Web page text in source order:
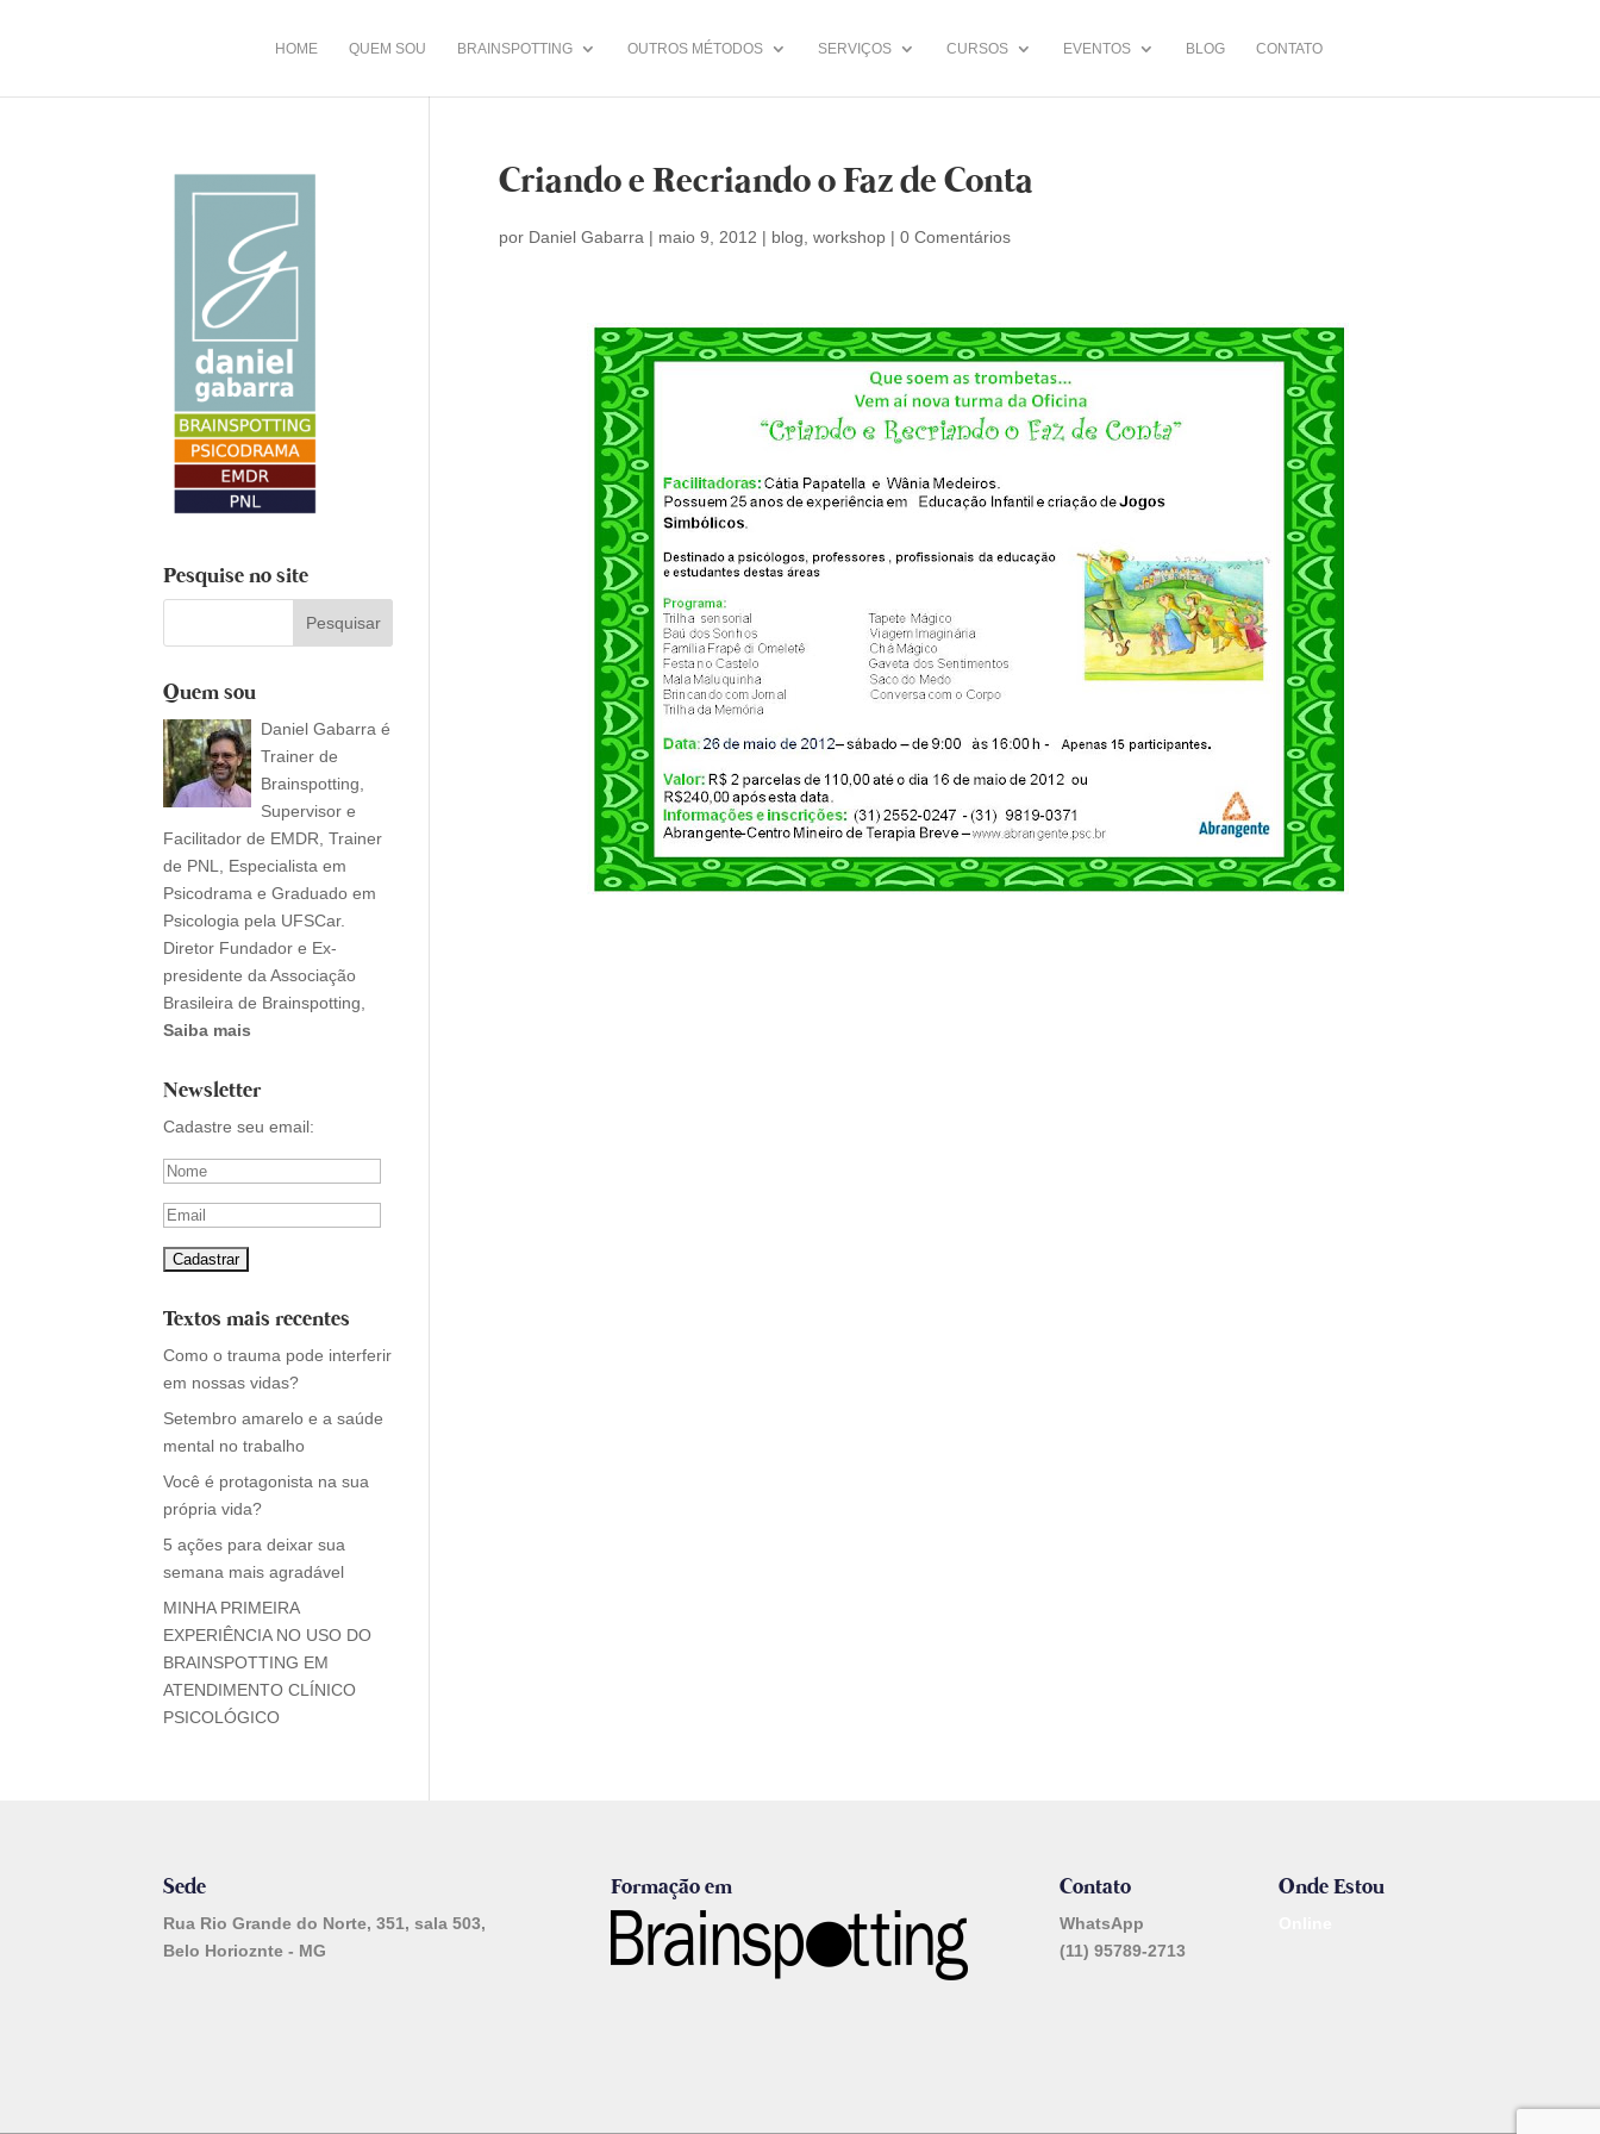
HOME QUEM SOU BRAINSPOTTING OUTROS MÉTODOS SERVIÇOS CURSOS EVENTOS BLOG CONTATO
Criando e Recriando o Faz de Conta
por Daniel Gabarra | maio 9, 2012 | blog ,workshop |0 Comentários
Pesquise no site
Quem sou
Daniel Gabarra é
Trainer de
Brainspotting,
Supervisor e
Facilitador de EMDR, Trainer
de PNL, Especialista em
Psicodrama e Graduado em
Psicologia pela UFSCar.
Diretor Fundador e Ex-
presidente da Associação
Brasileira de Brainspotting,
Saiba mais
Newsletter
Cadastre seu email:
Textos mais recentes
Como o trauma pode interferir
em nossas vidas?
Setembro amarelo e a saúde
mental no trabalho
Você é protagonista na sua
própria vida?
5 ações para deixar sua
semana mais agradável
MINHA PRIMEIRA
EXPERIÊNCIA NO USO DO
BRAINSPOTTING EM
ATENDIMENTO CLÍNICO
PSICOLÓGICO
Sede
Rua Rio Grande do Norte, 351, sala 503,
Belo Horioznte - MG
Formação em Contato
WhatsApp
(11) 95789-2713
Onde Estou